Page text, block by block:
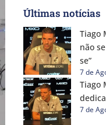
Últimas notícias
Tiago
não
se”
7 de
Tiago
7 de